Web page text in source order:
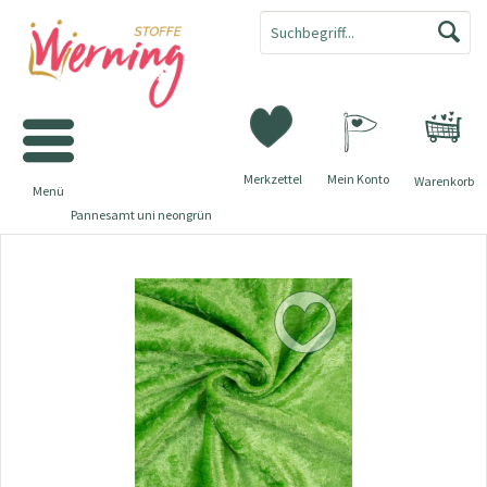
Warenkorb
Merkzettel Mein Konto
Menü
Pannesamt uni neongrün